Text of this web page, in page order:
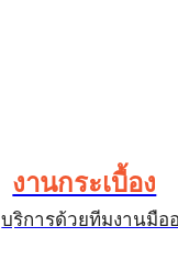
งานกระเบื้อง
บริการด้วยทีมงานมือ